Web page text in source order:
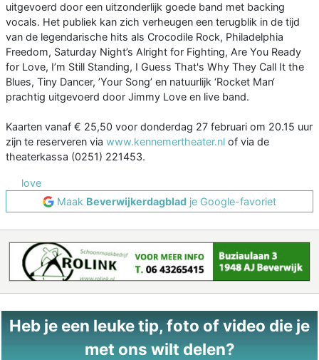
uitgevoerd door een uitzonderlijk goede band met backing
vocals. Het publiek kan zich verheugen een terugblik in de tijd
van de legendarische hits als Crocodile Rock, Philadelphia
Freedom, Saturday Night’s Alright for Fighting, Are You Ready
for Love, I’m Still Standing, I Guess That's Why They Call It the
Blues, Tiny Dancer, ’Your Song’ en natuurlijk ‘Rocket Man‘
prachtig uitgevoerd door Jimmy Love en live band.
Kaarten vanaf € 25,50 voor donderdag 27 februari om 20.15 uur
zijn te reserveren via www.kennemertheater.nl of via de
theaterkassa (0251) 221453.
love
Maak Beverwijkerdagblad je Google-favoriet
Heb je een leuke tip, foto of video die je
met ons wilt delen?